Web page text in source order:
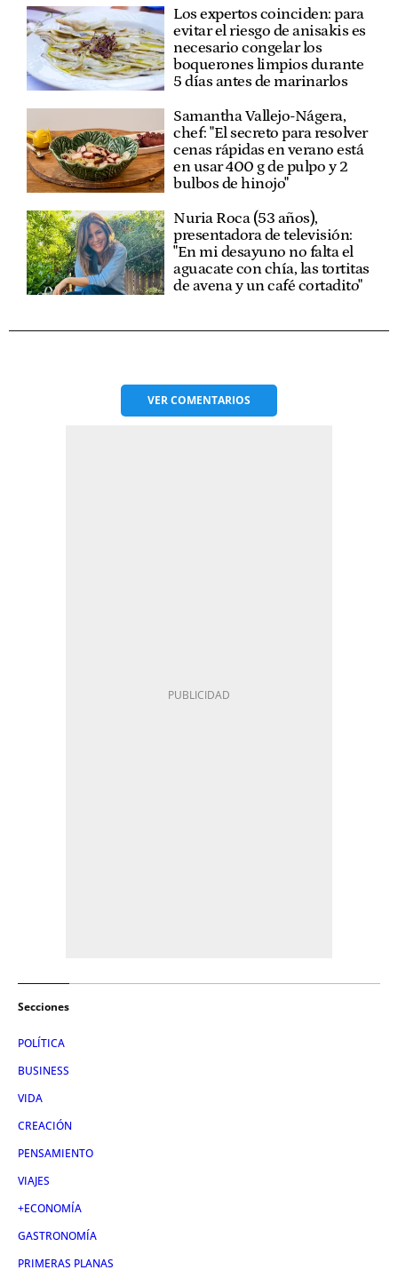
Los expertos coinciden: para
evitar el riesgo de anisakis es
necesario congelar los
boquerones limpios durante
5 días antes de marinarlos
Samantha Vallejo-Nágera,
chef: "El secreto para resolver
cenas rápidas en verano está
en usar 400 g de pulpo y 2
bulbos de hinojo"
Nuria Roca (53 años),
presentadora de televisión:
"En mi desayuno no falta el
aguacate con chía, las tortitas
de avena y un café cortadito"
VERCOMENTARIOS
Secciones
POLÍTICA
BUSINESS
VIDA
CREACIÓN
PENSAMIENTO
VIAJES
+ECONOMÍA
GASTRONOMÍA
PRIMERAS PLANAS